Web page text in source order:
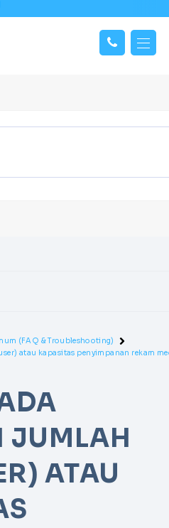
(FAQ & Troubleshooting)
atau kapasitas penyimpanan rekam
JUMLAH
ATAU